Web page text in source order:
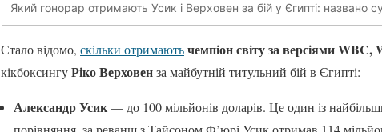
Який гонорар отримають Усик і Верховен за бій у Єгипті: названо
Стало відомо, скільки отримаютьчемпіон світу за версіями
кікбоксингуРіко Верховенза майбутній титульний бій в Єгипті:
Александр Усик— до 100 мільйонів доларів. Це один із